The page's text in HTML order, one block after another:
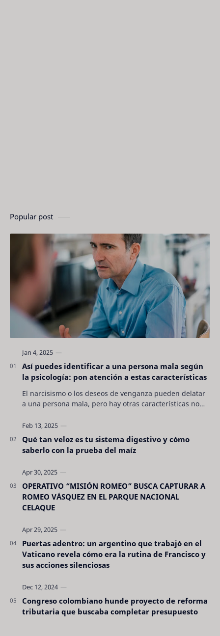
Popular post
Así puedes identificar a una persona mala según
la psicología: pon atención a estas características
El narcisismo o los deseos de venganza pueden delatar
a una persona mala, pero hay otras características no
Qué tan veloz es tu sistema digestivo y cómo
saberlo con la prueba del maíz
OPERATIVO “MISIÓN ROMEO” BUSCA CAPTURAR A
ROMEO VÁSQUEZ EN EL PARQUE NACIONAL
CELAQUE
Puertas adentro: un argentino que trabajó en el
Vaticano revela cómo era la rutina de Francisco y
sus acciones silenciosas
Congreso colombiano hunde proyecto de reforma
tributaria que buscaba completar presupuesto